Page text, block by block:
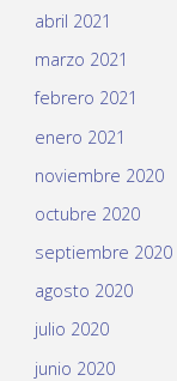
abril 2021
marzo 2021
febrero 2021
enero 2021
noviembre 2020
octubre 2020
septiembre 2020
agosto 2020
julio 2020
junio 2020